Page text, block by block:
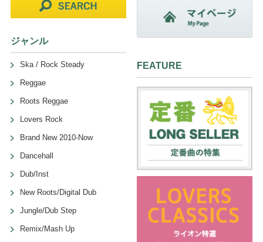
ジャンル
Ska / Rock Steady
Reggae
Roots Reggae
Lovers Rock
Brand New 2010-Now
Dancehall
Dub/Inst
New Roots/Digital Dub
Jungle/Dub Step
Remix/Mash Up
FEATURE